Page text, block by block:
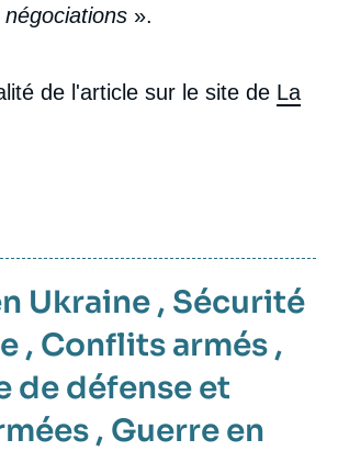
».
de l'article sur le site de La
Ukraine , Sécurité
, Conflits armés ,
de défense et
, Guerre en